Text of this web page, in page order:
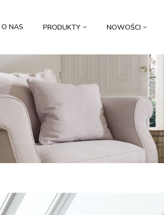
O NAS PRODUKTY NOWOŚCI